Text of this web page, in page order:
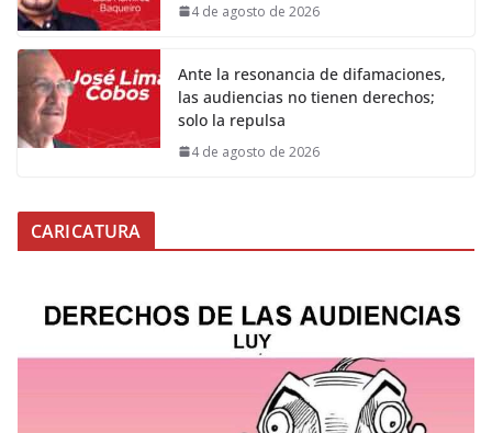
4 de agosto de 2026
Ante la resonancia de difamaciones,
las audiencias no tienen derechos;
solo la repulsa
4 de agosto de 2026
CARICATURA